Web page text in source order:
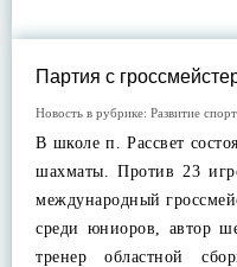
Партия с
Новость в рубрике: Развитие
В школе п. Рассвет
шахматы. Против 23
международный
среди юниоров, автор
тренер областной